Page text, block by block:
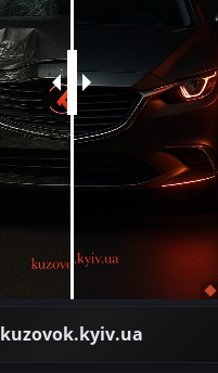
kuzovok.kyiv.ua